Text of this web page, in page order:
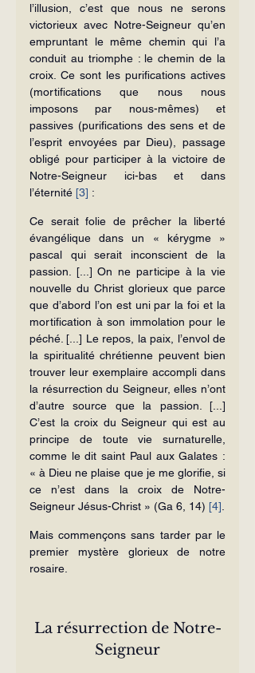
l’illusion, c’est que nous ne serons
victorieux avec Notre-Seigneur qu’en
empruntant le même chemin qui l’a
conduit au triomphe : le chemin de la
croix. Ce sont les purifications actives
(mortifications que nous nous
imposons par nous-mêmes) et
passives (purifications des sens et de
l’esprit envoyées par Dieu), passage
obligé pour participer à la victoire de
Notre-Seigneur ici-bas et dans
l’éternité [3] :
Ce serait folie de prêcher la liberté
évangélique dans un « kérygme »
pascal qui serait inconscient de la
passion. [...] On ne participe à la vie
nouvelle du Christ glorieux que parce
que d’abord l’on est uni par la foi et la
mortification à son immolation pour le
péché. [...] Le repos, la paix, l’envol de
la spiritualité chrétienne peuvent bien
trouver leur exemplaire accompli dans
la résurrection du Seigneur, elles n’ont
d’autre source que la passion. [...]
C’est la croix du Seigneur qui est au
principe de toute vie surnaturelle,
comme le dit saint Paul aux Galates :
« à Dieu ne plaise que je me glorifie, si
ce n’est dans la croix de Notre-
Seigneur Jésus-Christ » (Ga 6, 14) [4]
Mais commençons sans tarder par le
premier mystère glorieux de notre
rosaire.
La résurrection de Notre-
Seigneur